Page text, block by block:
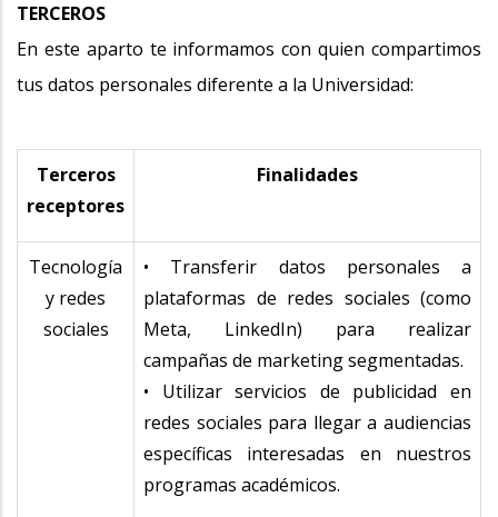
TERCEROS
En este aparto te informamos con quien compartimos
tus datos personales diferente a la Universidad:
Terceros
receptores
Finalidades
Tecnología
y redes
sociales
• Transferir datos personales a
plataformas de redes sociales (como
Meta, LinkedIn) para realizar
campañas de marketing segmentadas.
• Utilizar servicios de publicidad en
redes sociales para llegar a audiencias
específicas interesadas en nuestros
programas académicos.